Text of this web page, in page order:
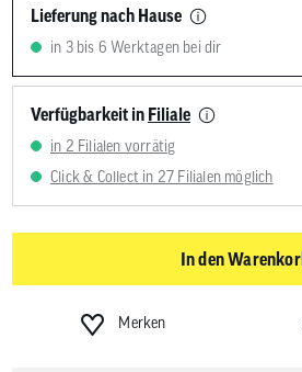
Lieferung nach Hause
in 3 bis 6 Werktagen bei dir
Verfügbarkeit in Filiale
in 2 Filialen vorrätig
Click & Collect in 27 Filialen möglich
In den
Merken